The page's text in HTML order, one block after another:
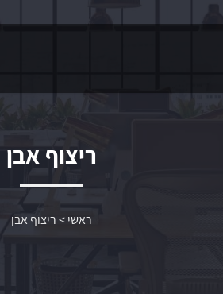
ריצוף אבן
ראשי>ריצוף אבן